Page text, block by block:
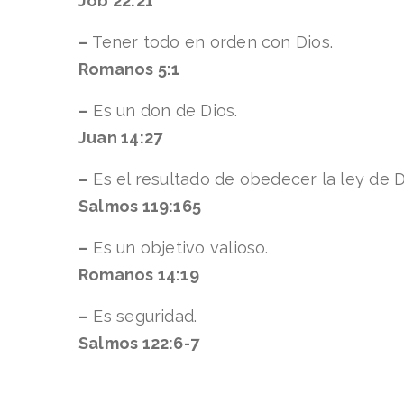
– Tener todo en orden con Dios.
Romanos 5:1
– Es un don de Dios.
Juan 14:27
– Es el resultado de obedecer la ley de
Salmos 119:165
– Es un objetivo valioso.
Romanos 14:19
– Es seguridad.
Salmos 122:6-7